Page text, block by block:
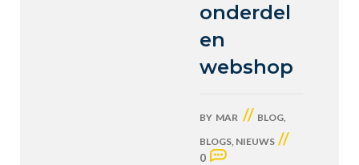
onderdel
en
webshop
BY MAR // BLOG,
BLOGS, NIEUWS //
0